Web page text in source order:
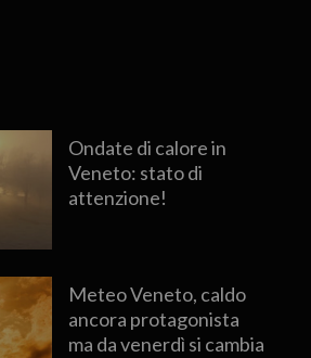
Ondate di calore in
Veneto: stato di
attenzione!
Meteo Veneto, caldo
ancora protagonista
ma da venerdì si cambia